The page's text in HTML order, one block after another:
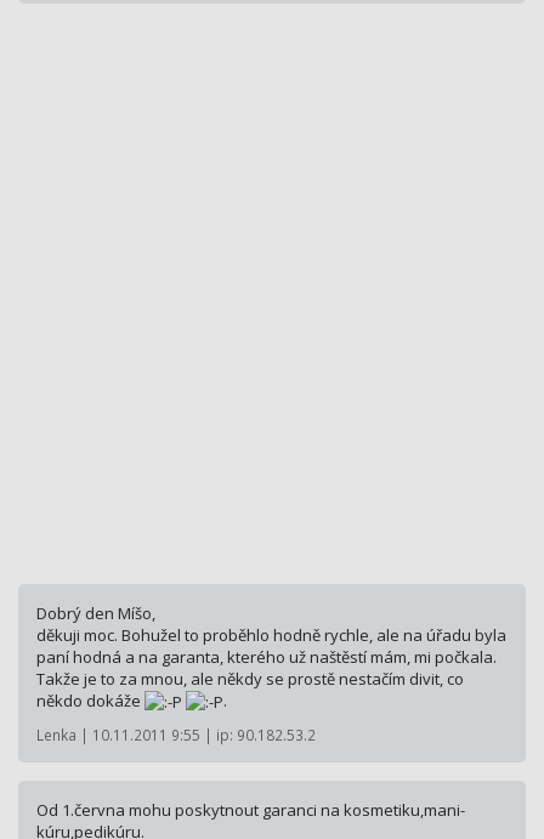
Dobrý den Míšo,
děkuji moc. Bohužel to proběhlo hodně rychle, ale na úřadu byla
paní hodná a na garanta, kterého už naštěstí mám, mi počkala.
Takže je to za mnou, ale někdy se prostě nestačím divit, co
někdo dokáže
.
Lenka | 10.11.2011 9:55 | ip: 90.182.53.2
Od 1.června mohu poskytnout garanci na kosmetiku,mani­
kúru,pedikúru.